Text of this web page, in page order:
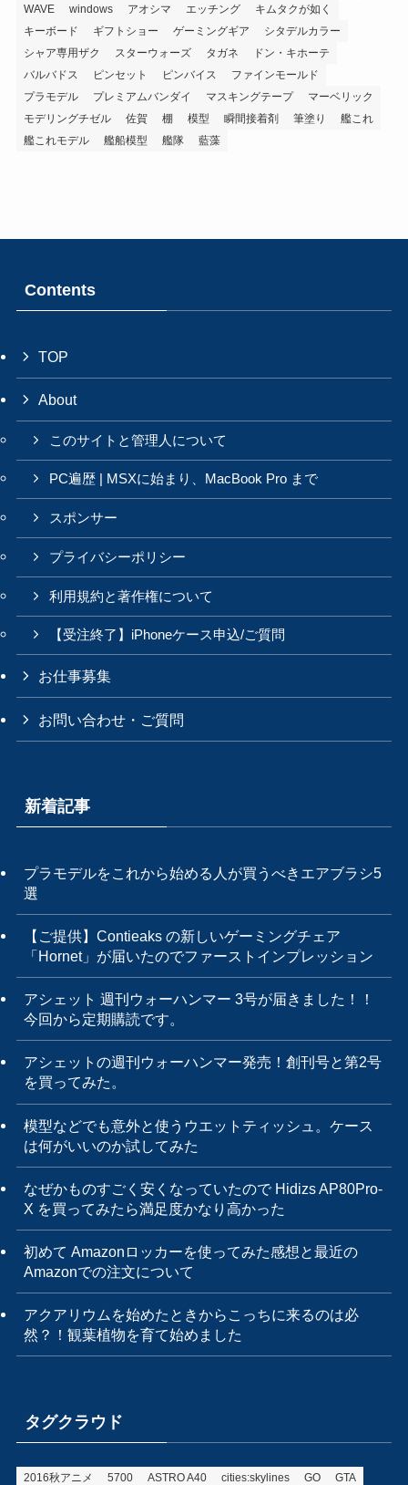
WAVE
windows アオシマ エッチング
キムタクが如く
キーボード
ギフトショー ゲーミングギア
シタデルカラー
シャア専用ザク
スターウォーズ タガネ
ドン・キホーテ
バルバドス
ピンセット ピンバイス
ファインモールド
プラモデル
プレミアムバンダイ マスキングテープ
マーベリック
モデリングチゼル
佐賀 棚 模型 瞬間接着剤 筆塗り
艦これ
艦これモデル
艦船模型 艦隊 藍藻
Contents
TOP
About
このサイトと管理人について
PC遍歴 | MSXに始まり、MacBook Pro まで
スポンサー
プライバシーポリシー
利用規約と著作権について
【受注終了】iPhoneケース申込/ご質問
お仕事募集
お問い合わせ・ご質問
新着記事
プラモデルをこれから始める人が買うべきエアブラシ5
選
【ご提供】Contieaks の新しいゲーミングチェア
「Hornet」が届いたのでファーストインプレッション
アシェット 週刊ウォーハンマー 3号が届きました！！
今回から定期購読です。
アシェットの週刊ウォーハンマー発売！創刊号と第2号
を買ってみた。
模型などでも意外と使うウエットティッシュ。ケース
は何がいいのか試してみた
なぜかものすごく安くなっていたので Hidizs AP80Pro-
X を買ってみたら満足度かなり高かった
初めて Amazonロッカーを使ってみた感想と最近の
Amazonでの注文について
アクアリウムを始めたときからこっちに来るのは必
然？！観葉植物を育て始めました
タグクラウド
2016秋アニメ 5700 ASTRO A40 cities:skylines GO GTA